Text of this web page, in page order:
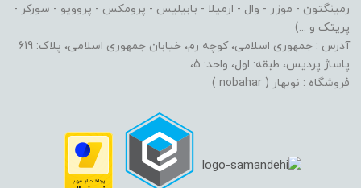
رمینگتون - موزر - وال - ارمیلا - بابیلیس - پرومکس - پروویو - سورکر -
پریتک و ...)
آدرس : جمهوری اسلامی، کوچه رم، خیابان جمهوری اسلامی، پلاک: 619
پاساژ پردیس، طبقه: اول، واحد: 5،
فروشگاه : نوبهار ( nobahar )